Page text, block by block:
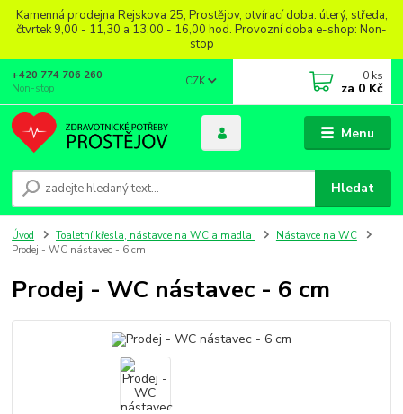
Kamenná prodejna Rejskova 25, Prostějov, otvírací doba: úterý, středa,
čtvrtek 9,00 - 11,30 a 13,00 - 16,00 hod. Provozní doba e-shop: Non-
stop
Menu
CZK
Hledat
+420 774 706 260
Non-stop
0 ks
za 0 Kč
Úvod Toaletní křesla, nástavce na WC a madla
Nástavce na WC
Prodej - WC nástavec - 6 cm
Prodej - WC nástavec - 6 cm